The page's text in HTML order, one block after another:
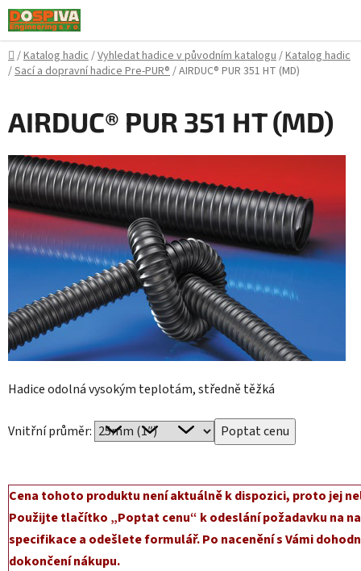
Přejít
na
obsah
Domů
/Katalog hadic/Vyhledat hadice v původním katalogu/Katalog hadic
/Sací a dopravní hadice Pre-PUR®/AIRDUC® PUR 351 HT (MD)
AIRDUC® PUR 351 HT (MD)
Hadice odolná vysokým teplotám, středně těžká
Vnitřní průměr:
Cena tohoto produktu není aktuálně k dispozici, proto jej
Použijte tlačítko „Poptat cenu“ k odeslání požadavku na
specifikace a odešlete formulář. Po nacenění s Vámi
dokončení nákupu.